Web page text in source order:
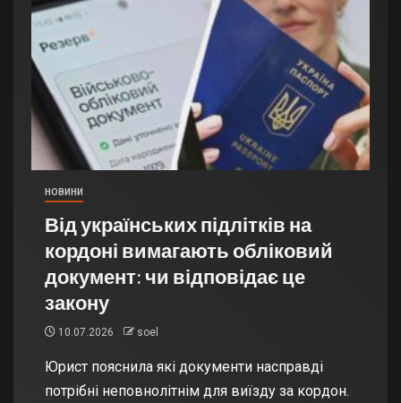
НОВИНИ
Від українських підлітків на
кордоні вимагають обліковий
документ: чи відповідає це
закону
10.07.2026 soel
Юрист пояснила які документи насправді
потрібні неповнолітнім для виїзду за кордон.